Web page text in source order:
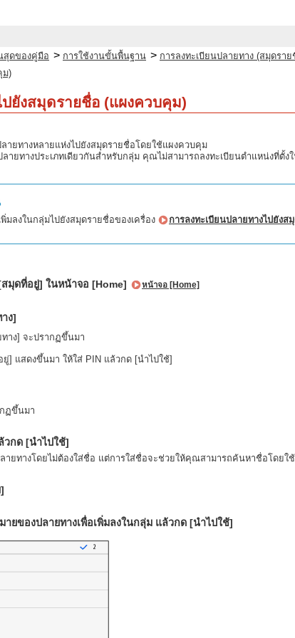
สุดของคู่มือ > การใช้งานขั้นพื้นฐาน > การลงทะเบียนปลายทาง (สมุดรา
ม)
ยังสมุดรายชื่อ (แผงควบคุม)
ายทางหลายแห่งไปยังสมุดรายชื่อโดยใช้แผงควบคุม
ายทางประเภทเดียวกันสำหรับกลุ่ม คุณไม่สามารถลงทะเบียนตำแหน่งที่ตั้
มลงในกลุ่มไปยังสมุดรายชื่อของเครื่อง การลงทะเบียนปลายทางไปยัง
มุดที่อยู่] ในหน้าจอ [Home] หน้าจอ [Home]
ง]
าง] จะปรากฏขึ้นมา
] แสดงขึ้นมา ให้ใส่ PIN แล้วกด [นำไปใช้]
ฏขึ้นมา
กด [นำไปใช้]
ายทางโดยไม่ต้องใส่ชื่อ แต่การใส่ชื่อจะช่วยให้คุณสามารถค้นหาชื่อโดยใ
ายของปลายทางเพื่อเพิ่มลงในกลุ่ม แล้วกด [นำไปใช้]